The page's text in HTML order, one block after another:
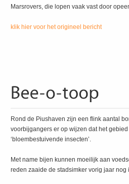
Marsrovers, die lopen vaak vast door
klik hier voor het origineel bericht
Rond de Piushaven zijn een flink aantal
voorbijgangers er op wijzen dat het
‘bloembestuivende insecten’.
Met name bijen kunnen moeilijk aan
reden zaaide de stadsimker vorig jaar nog